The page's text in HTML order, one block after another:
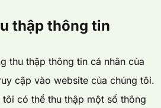
thập thông tin
thu thập thông tin cá nhân của
cập vào website của chúng tôi.
tôi có thể thu thập một số thông